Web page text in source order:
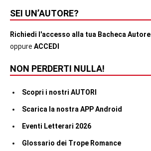
SEI UN’AUTORE?
Richiedi l'accesso alla tua Bacheca Autore
oppure ACCEDI
NON PERDERTI NULLA!
Scopri i nostri AUTORI
Scarica la nostra APP Android
Eventi Letterari 2026
Glossario dei Trope Romance